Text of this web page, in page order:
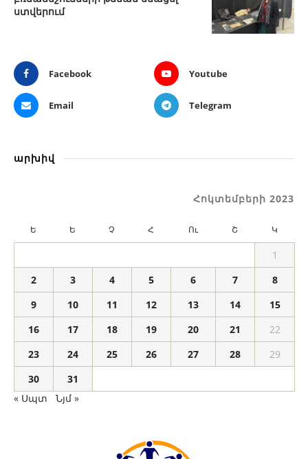
ստվերում
Facebook Youtube
Email Telegram
արխիվ
Հոկտեմբերի 2023
Ե Ե Չ Հ Ու Շ Կ
1
2
3 4 5 6 7
8
9
10 11 12 13 14
15
16
17 18 19 20 21
22
23
24 25 26 27 28
29
30
31
« Սպտ
Նյմ »